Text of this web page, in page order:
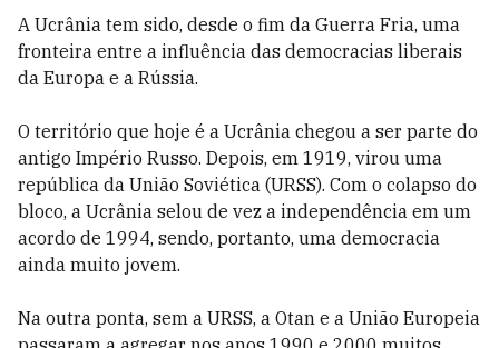
A Ucrânia tem sido, desde o fim da Guerra Fria, uma
fronteira entre a influência das democracias liberais
da Europa e a Rússia.
O território que hoje é a Ucrânia chegou a ser parte do
antigo Império Russo. Depois, em 1919, virou uma
república da União Soviética (URSS). Com o colapso do
bloco, a Ucrânia selou de vez a independência em um
acordo de 1994, sendo, portanto, uma democracia
ainda muito jovem.
Na outra ponta, sem a URSS, a Otan e a União Europeia